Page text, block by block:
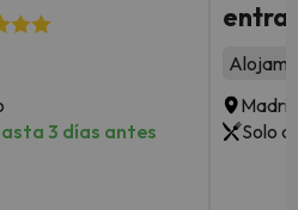
3 días antes
Madrid
Solo